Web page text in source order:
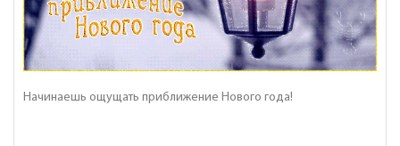
Начинаешь ощущать приближение Нового года!